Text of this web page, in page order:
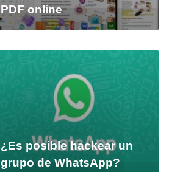
PDF online
¿Es posible hackear un
grupo de WhatsApp?